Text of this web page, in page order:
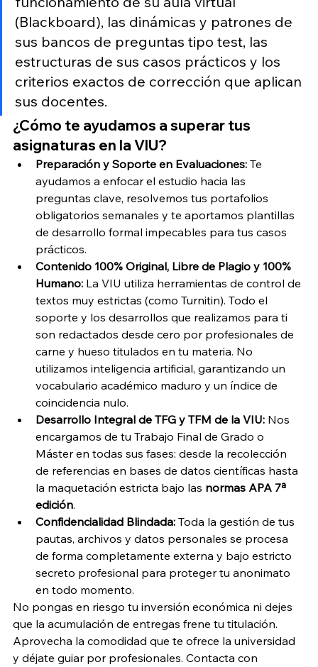
(Blackboard), las dinámicas y patrones de
sus bancos de preguntas tipo test, las
estructuras de sus casos prácticos y los
criterios exactos de corrección que aplican
sus docentes.
¿Cómo te ayudamos a superar tus
asignaturas en la VIU?
Preparación y Soporte en Evaluaciones: Te
ayudamos a enfocar el estudio hacia las
preguntas clave, resolvemos tus portafolios
obligatorios semanales y te aportamos plantillas
de desarrollo formal impecables para tus casos
prácticos.
Contenido 100% Original, Libre de Plagio y 100%
Humano: La VIU utiliza herramientas de control de
textos muy estrictas (como Turnitin). Todo el
soporte y los desarrollos que realizamos para ti
son redactados desde cero por profesionales de
carne y hueso titulados en tu materia. No
utilizamos inteligencia artificial, garantizando un
vocabulario académico maduro y un índice de
coincidencia nulo.
Desarrollo Integral de TFG y TFM de la VIU: Nos
encargamos de tu Trabajo Final de Grado o
Máster en todas sus fases: desde la recolección
de referencias en bases de datos científicas hasta
la maquetación estricta bajo las normas APA 7ª
edición.
Confidencialidad Blindada: Toda la gestión de tus
pautas, archivos y datos personales se procesa
de forma completamente externa y bajo estricto
secreto profesional para proteger tu anonimato
en todo momento.
No pongas en riesgo tu inversión económica ni dejes
que la acumulación de entregas frene tu titulación.
Aprovecha la comodidad que te ofrece la universidad
y déjate guiar por profesionales. Contacta con